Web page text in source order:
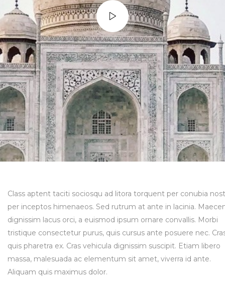
Class aptent taciti sociosqu ad litora torquent per conubia
per inceptos himenaeos. Sed rutrum at ante in lacinia.
dignissim lacus orci, a euismod ipsum ornare convallis. Morbi
tristique consectetur purus, quis cursus ante posuere nec.
quis pharetra ex. Cras vehicula dignissim suscipit. Etiam libero
massa, malesuada ac elementum sit amet, viverra id ante.
Aliquam quis maximus dolor.